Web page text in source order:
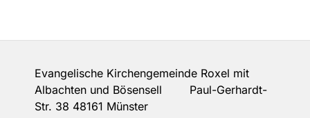
Evangelische Kirchengemeinde Roxel mit
Albachten und Bösensell Paul-Gerhardt-
Str. 38 48161 Münster